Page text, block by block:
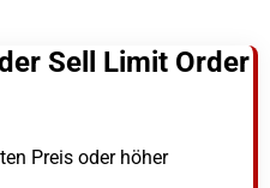
Sell Limit Order
Preis oder höher